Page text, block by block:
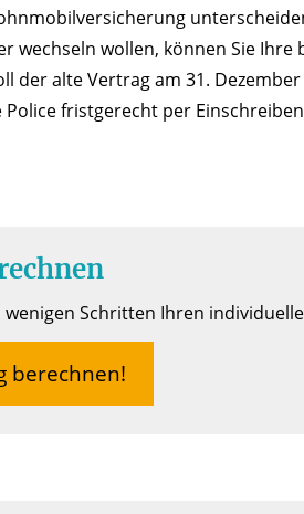
wechseln wollen, können Sie
alte Vertrag am 31.
fristgerecht per
wenigen Schritten Ihren
berechnen!